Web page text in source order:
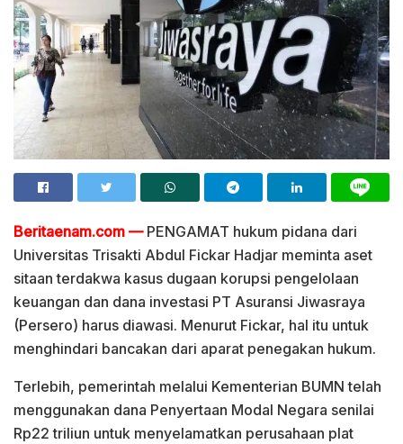
Beritaenam.com — PENGAMAT hukum pidana dari
Universitas Trisakti Abdul Fickar Hadjar meminta aset
sitaan terdakwa kasus dugaan korupsi pengelolaan
keuangan dan dana investasi PT Asuransi Jiwasraya
(Persero) harus diawasi. Menurut Fickar, hal itu untuk
menghindari bancakan dari aparat penegakan hukum.
Terlebih, pemerintah melalui Kementerian BUMN telah
menggunakan dana Penyertaan Modal Negara senilai
Rp22 triliun untuk menyelamatkan perusahaan plat